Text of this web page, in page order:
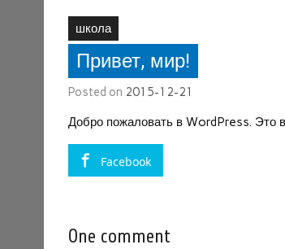
школа
Привет, мир!
Posted on 2015-12-21
Добро пожаловать в WordPress. Это
Facebook
One comment